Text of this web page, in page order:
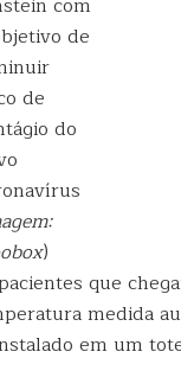
de
de
do
)
que
medida
em um